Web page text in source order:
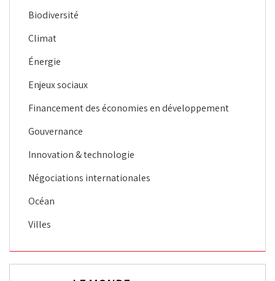
Biodiversité
Climat
Énergie
Enjeux sociaux
Financement des économies en développement
Gouvernance
Innovation & technologie
Négociations internationales
Océan
Villes